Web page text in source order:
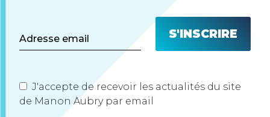
J'accepte de recevoir les actualités du site
de Manon Aubry par email